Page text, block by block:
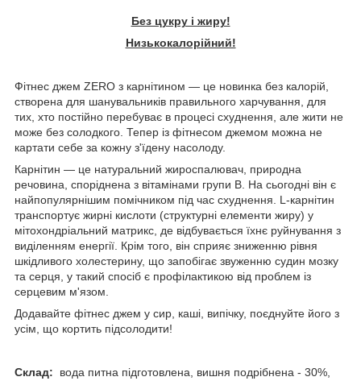
Без цукру і жиру!
Низькокалорійний!
Фітнес джем ZERO з карнітином — це новинка без калорій,
створена для шанувальників правильного харчування, для
тих, хто постійно перебуває в процесі схуднення, але жити не
може без солодкого. Тепер із фітнесом джемом можна не
картати себе за кожну з'їдену насолоду.
Карнітин — це натуральний жироспалювач, природна
речовина, споріднена з вітамінами групи B. На сьогодні він є
найпопулярнішим помічником під час схуднення. L-карнітин
транспортує жирні кислоти (структурні елементи жиру) у
мітохондріальний матрикс, де відбувається їхнє руйнування з
виділенням енергії. Крім того, він сприяє зниженню рівня
шкідливого холестерину, що запобігає звуженню судин мозку
та серця, у такий спосіб є профілактикою від проблем із
серцевим м'язом.
Додавайте фітнес джем у сир, каші, випічку, поєднуйте його з
усім, що кортить підсолодити!
Склад: вода питна підготовлена, вишня подрібнена - 30%,